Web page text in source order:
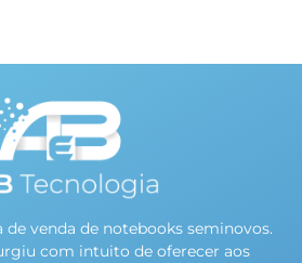
venda de notebooks seminovos.
com intuito de oferecer aos